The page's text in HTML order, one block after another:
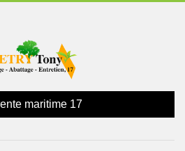
maritime 17